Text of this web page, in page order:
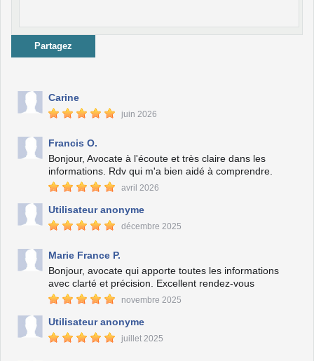
Partagez
Carine
juin 2026
Francis O.
Bonjour, Avocate à l'écoute et très claire dans les
informations. Rdv qui m'a bien aidé à comprendre.
avril 2026
Utilisateur anonyme
décembre 2025
Marie France P.
Bonjour, avocate qui apporte toutes les informations
avec clarté et précision. Excellent rendez-vous
novembre 2025
Utilisateur anonyme
juillet 2025